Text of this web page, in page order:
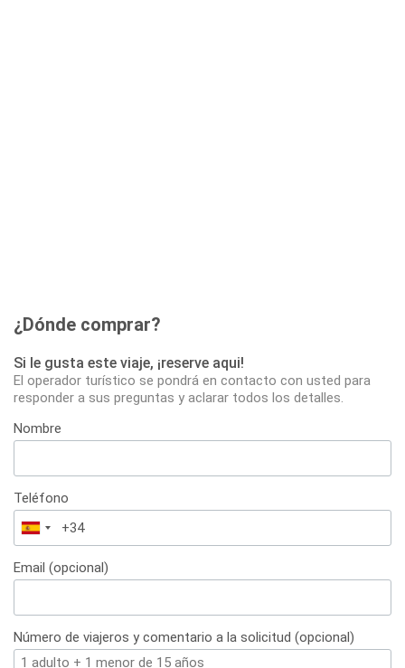
¿Dónde comprar?
Si le gusta este viaje, ¡reserve aqui!
El operador turístico se pondrá en contacto con usted para
responder a sus preguntas y aclarar todos los detalles.
Nombre
Teléfono
España
+34
Email (opcional)
Número de viajeros y comentario a la solicitud (opcional)